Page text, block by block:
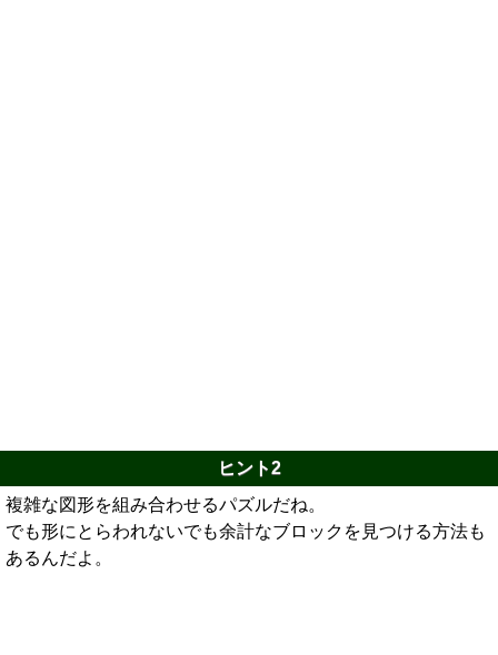
ヒント2
複雑な図形を組み合わせるパズルだね。
でも形にとらわれないでも余計なブロックを見つける方法も
あるんだよ。